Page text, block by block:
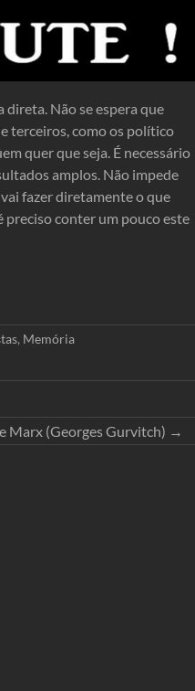
direta. Não se espera que
terceiros, como os político
quer que seja. É necessário
amplos. Não impede
fazer diretamente o que
preciso conter um pouco este
, Memória
Marx (Georges Gurvitch) →